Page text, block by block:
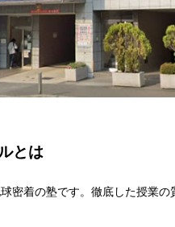
とは
密着の塾です。徹底した授業